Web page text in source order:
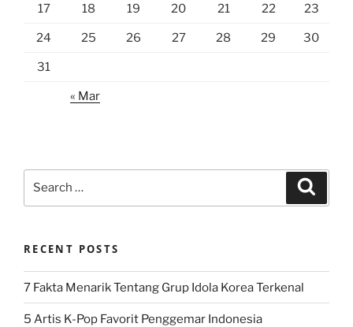
17 18 19 20 21 22 23
24 25 26 27 28 29 30
31
« Mar
RECENT POSTS
7 Fakta Menarik Tentang Grup Idola Korea Terkenal
5 Artis K-Pop Favorit Penggemar Indonesia